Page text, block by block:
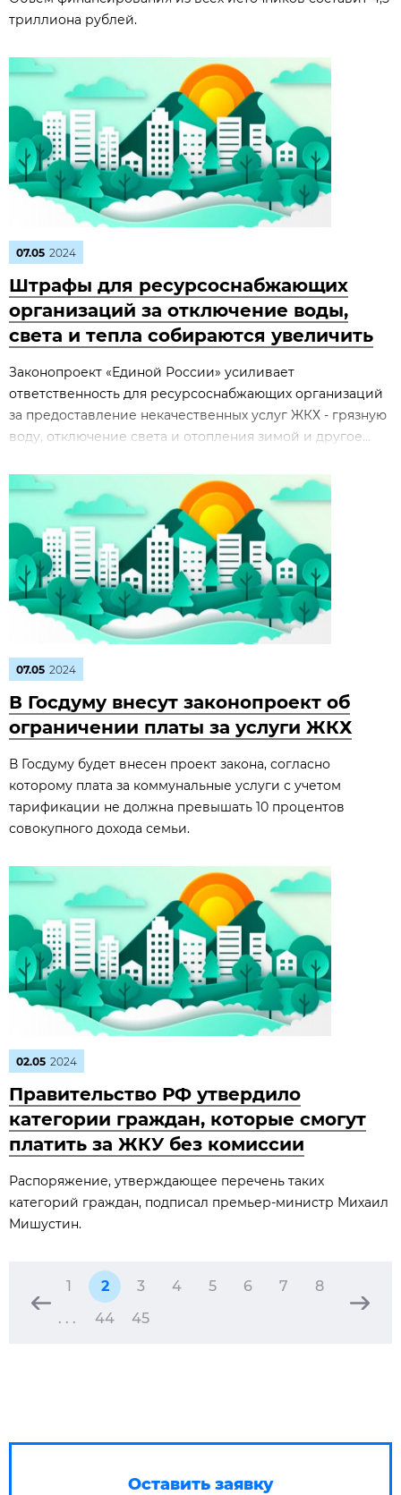
триллиона рублей.
07.05 2024
Штрафы для ресурсоснабжающих
организаций за отключение воды,
света и тепла собираются увеличить
Законопроект «Единой России» усиливает
ответственность для ресурсоснабжающих организаций
за предоставление некачественных услуг ЖКХ - грязную
воду, отключение света и отопления зимой и другое...
07.05 2024
В Госдуму внесут законопроект об
ограничении платы за услуги ЖКХ
В Госдуму будет внесен проект закона, согласно
которому плата за коммунальные услуги с учетом
тарификации не должна превышать 10 процентов
совокупного дохода семьи.
02.05 2024
Правительство РФ утвердило
категории граждан, которые смогут
платить за ЖКУ без комиссии
Распоряжение, утверждающее перечень таких
категорий граждан, подписал премьер-министр Михаил
Мишустин.
1 2 3 4 5 6 7
8
. . .
44 45
Оставить заявку